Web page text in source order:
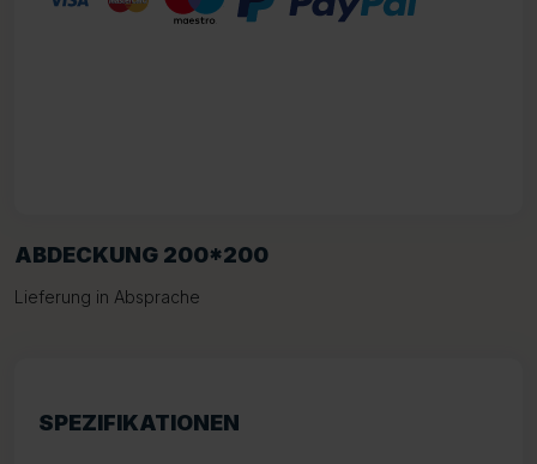
ABDECKUNG 200*200
Lieferung in Absprache
SPEZIFIKATIONEN